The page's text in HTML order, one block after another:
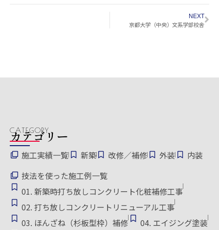
NEXT
京都大学（中央）文系学部校舎
CATEGORY
カテゴリー
施工実績一覧 新築 改修／補修 外装
内装
技法を使った施工例一覧
01. 新築時打ち放しコンクリート化粧補修工事
02. 打ち放しコンクリートリニューアル工事
03. ほんざね（杉板型枠）補修
04. エイジング塗装